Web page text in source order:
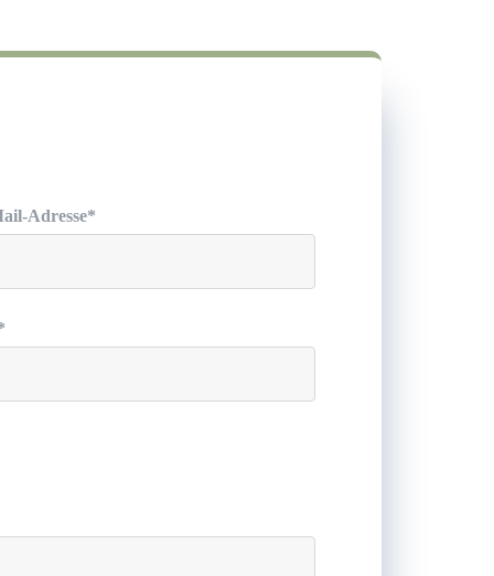
Adresse*